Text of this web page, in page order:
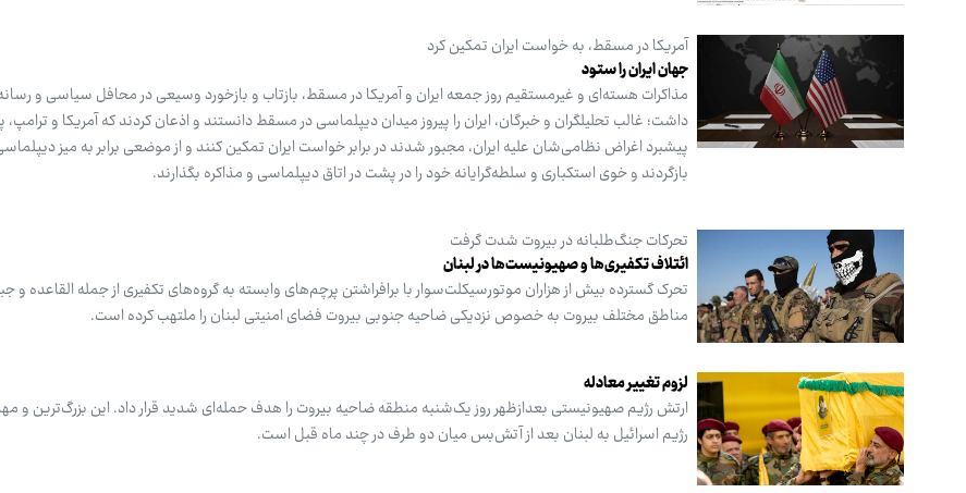
آمریکا در مسقط، به خواست ایران تمکین کرد
جهان ایران را ستود
مذاکرات هسته‌ای و غیرمستقیم روز جمعه ایران و آمریکا در مسقط، بازتاب و بازخورد وسیعی در محافل سیاسی و
داشت؛ غالب تحلیلگران و خبرگان، ایران را پیروز میدان دیپلماسی در مسقط دانستند و اذعان کردند که آمریکا و ترامپ،
پیشبرد اغراض نظامی‌شان علیه ایران، مجبور شدند در برابر خواست ایران تمکین کنند و از موضعی برابر به میز
بازگردند و خوی استکباری و سلطه‌گرایانه خود را در پشت در اتاق دیپلماسی و مذاکره بگذارند.
تحرکات جنگ‌طلبانه در بیروت شدت گرفت
ائتلاف تکفیری‌ها و صهیونیست‌ها در لبنان
تحرک گسترده بیش از هزاران موتورسیکلت‌سوار با برافراشتن پرچم‌های وابسته به گروه‌های تکفیری از جمله القاعده و
مناطق مختلف بیروت به خصوص نزدیکی ضاحیه جنوبی بیروت فضای امنیتی لبنان را ملتهب کرده است.
لزوم تغییر معادله
ارتش رژیم صهیونیستی بعدازظهر روز یک‌شنبه منطقه ضاحیه بیروت را هدف حمله‌ای شدید قرار داد. این بزرگ‌ترین و
رژیم اسرائیل به لبنان بعد از آتش‌بس میان دو طرف در چند ماه قبل است.